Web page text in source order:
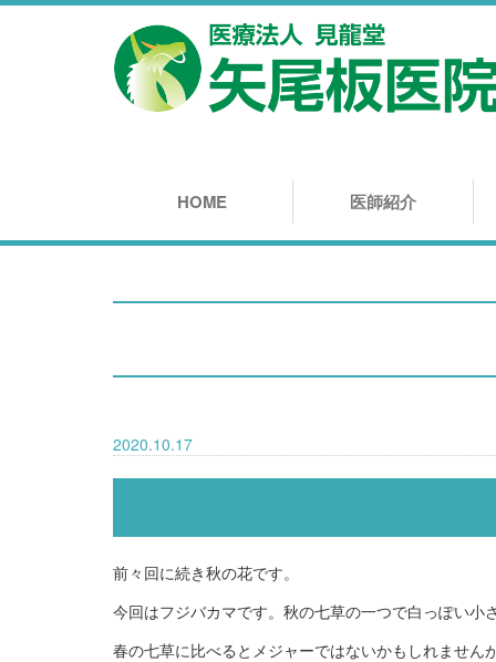
HOME 医師紹介
2020.10.17
前々回に続き秋の花です。
今回はフジバカマです。秋の七草の一つで白っぽい
春の七草に比べるとメジャーではないかもしれませ